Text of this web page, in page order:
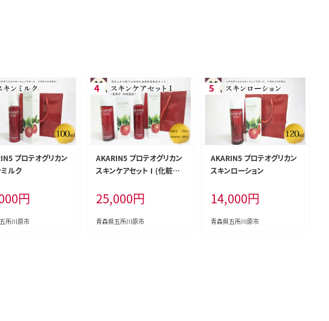
プロテオグリカン
ルク
円
所川原市
AKARIN5 プロテオグリカン
スキンケアセットⅠ(化粧水
25,000円
青森県五所川原市
AKARIN5 プロテオグリカン
スキンローション
14,000円
青森県五所川原市